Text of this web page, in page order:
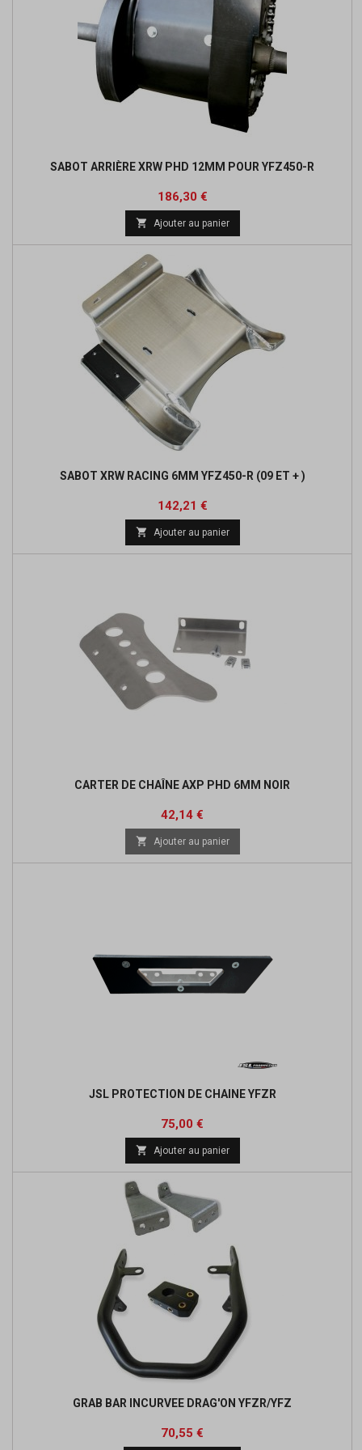
SABOT ARRIÈRE XRW PHD 12MM POUR YFZ450-R
Prix
186,30 €Prix
de
base
 Ajouter au panier
SABOT XRW RACING 6MM YFZ450-R (09 ET + )
Prix
142,21 €Prix
de
base
 Ajouter au panier
CARTER DE CHAÎNE AXP PHD 6MM NOIR
Prix
42,14 €
 Ajouter au panier
JSL PROTECTION DE CHAINE YFZR
Prix
75,00 €
 Ajouter au panier
GRAB BAR INCURVEE DRAG'ON YFZR/YFZ
Prix
70,55 €